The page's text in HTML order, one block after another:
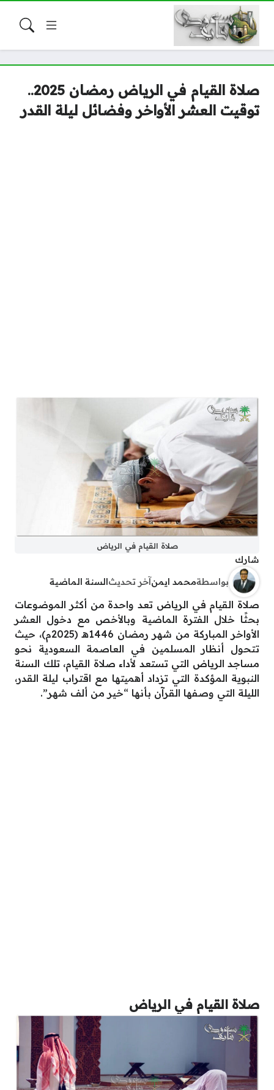
صلاة القيام في الرياض رمضان 2025..
توقيت العشر الأواخر وفضائل ليلة القدر
صلاة القيام في الرياض
شارك
بواسطةمحمد ايمنآخر تحديثالسنة الماضية
صلاة القيام في الرياض تعد واحدة من أكثر الموضوعات
بحثًا خلال الفترة الماضية وبالأخص مع دخول العشر
الأواخر المباركة من شهر رمضان 1446هـ (2025م)، حيث
تتحول أنظار المسلمين في العاصمة السعودية نحو
مساجد الرياض التي تستعد لأداء صلاة القيام، تلك السنة
النبوية المؤكدة التي تزداد أهميتها مع اقتراب ليلة القدر،
الليلة التي وصفها القرآن بأنها “خير من ألف شهر”.
صلاة القيام في الرياض